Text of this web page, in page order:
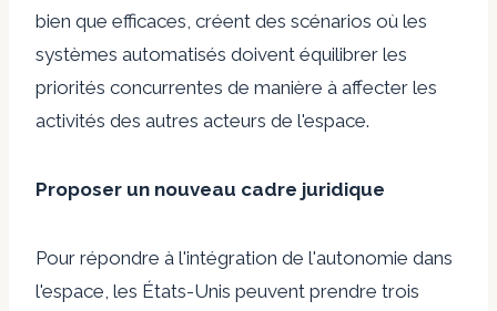
bien que efficaces, créent des scénarios où les
systèmes automatisés doivent équilibrer les
priorités concurrentes de manière à affecter les
activités des autres acteurs de l'espace.
Proposer un nouveau cadre juridique
Pour répondre à l'intégration de l'autonomie dans
l'espace, les États-Unis peuvent prendre trois